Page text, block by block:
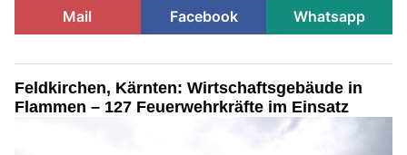
Mail
Facebook Whatsapp
Feldkirchen, Kärnten: Wirtschaftsgebäude in
Flammen – 127 Feuerwehrkräfte im Einsatz